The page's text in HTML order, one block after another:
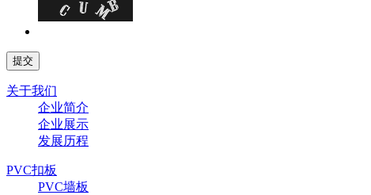
关于我们
企业简介
企业展示
发展历程
PVC扣板
PVC墙板